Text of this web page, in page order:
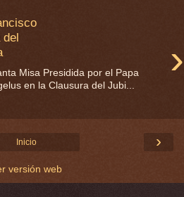
del
›
Misa Presidida por el Papa
en la Clausura del Jubi...
›
Inicio
versión web